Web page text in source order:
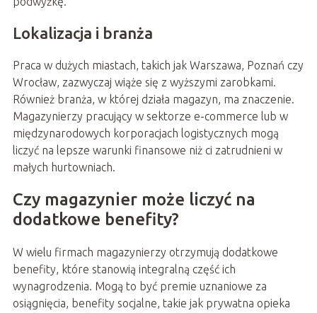
Lokalizacja i branża
Praca w dużych miastach, takich jak Warszawa, Poznań czy
Wrocław, zazwyczaj wiąże się z wyższymi zarobkami.
Również branża, w której działa magazyn, ma znaczenie.
Magazynierzy pracujący w sektorze e-commerce lub w
międzynarodowych korporacjach logistycznych mogą
liczyć na lepsze warunki finansowe niż ci zatrudnieni w
małych hurtowniach.
Czy magazynier może liczyć na
dodatkowe benefity?
W wielu firmach magazynierzy otrzymują dodatkowe
benefity, które stanowią integralną część ich
wynagrodzenia. Mogą to być premie uznaniowe za
osiągnięcia, benefity socjalne, takie jak prywatna opieka